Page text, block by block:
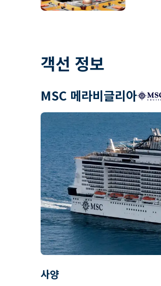
객선 정보
MSC 메라비글리아
사양